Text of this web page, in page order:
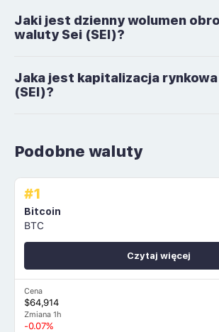
Jaki jest dzienny wolumen
waluty Sei (SEI)?
Jaka jest kapitalizacja rynkowa
(SEI)?
Podobne waluty
#1
Bitcoin
BTC
Cena
$64,914
Zmiana 1h
-0.07%
Czytaj więcej